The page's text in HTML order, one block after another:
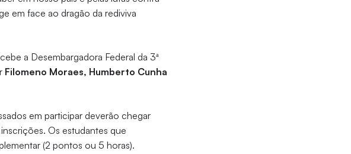
em face ao dragão da rediviva
a Desembargadora Federal da 3ª
Filomeno Moraes, Humberto Cunha
em participar deverão chegar
Os estudantes que
(2 pontos ou 5 horas).